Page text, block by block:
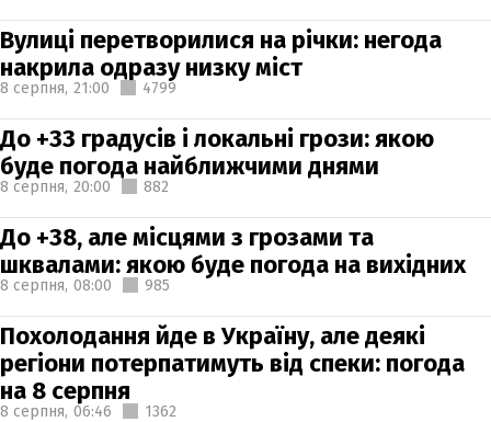
Вулиці перетворилися на річки: негода
накрила одразу низку міст
8 серпня, 21:00 4799
До +33 градусів і локальні грози: якою
буде погода найближчими днями
8 серпня, 20:00 882
До +38, але місцями з грозами та
шквалами: якою буде погода на вихідних
8 серпня, 08:00 985
Похолодання йде в Україну, але деякі
регіони потерпатимуть від спеки: погода
на 8 серпня
8 серпня, 06:46 1362